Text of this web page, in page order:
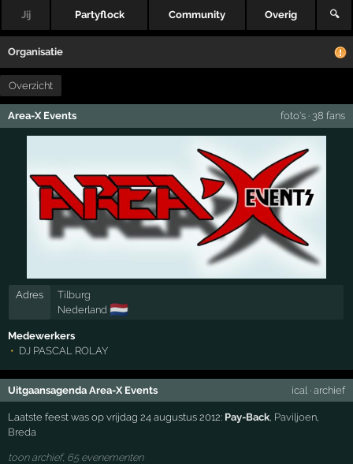
Jij Partyflock Community Overig 🔍
Organisatie
Overzicht
Area-X Events foto's· 38 fans
Adres
Tilburg
Nederland 🇳🇱
Medewerkers
DJ PASCAL ROLAY
Uitgaansagenda Area-X Events ical · archief
Laatste feest was op vrijdag 24 augustus 2012: Pay-Back, Paviljoen,
Breda
toon archief, 65 evenementen